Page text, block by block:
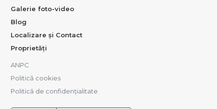
Galerie foto-video
Blog
Localizare și Contact
Proprietăți
ANPC
Politică cookies
Politică de confidențialitate